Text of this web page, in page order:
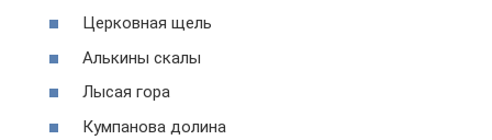
Церковная щель
Алькины скалы
Лысая гора
Кумпанова долина